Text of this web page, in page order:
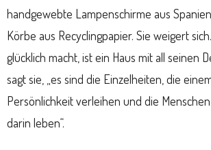
handgewebte Lampenschirme aus
Körbe aus Recyclingpapier. Sie weigert
glücklich macht, ist ein Haus mit all seinen
sagt sie, „es sind die Einzelheiten, die
Persönlichkeit verleihen und die
darin leben“.